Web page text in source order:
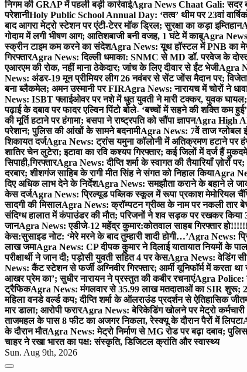
निगम की GRAP में पहली बड़ी कार्रवाईAgra News Chaat Gali: सदर
परेशानीHoly Public School Annual Day: ‘तत्व’ थीम पर 23वां
बाद आगरा मेट्रो स्टेशन पर एंटी-टेरर मॉक ड्रिल; सुरक्षा का कड़ा इम्तिहान
गोदाम में लगी भीषण आग; आतिशबाजी बनी वजह, 1 घंटे में काबूAgra
स्क्रीन टाइम कम करने का संदेशAgra News: यूथ हॉस्टल में PNB का
गिरफ्तारAgra News: दिल्ली धमाका: SNMC से MD डॉ. परवेज के
एआरएम की रोक, नहीं माना ठेकेदार; जांच के लिए दीवार से ईंट भेजीAgra
News: अंडर-19 मून प्रीमियर लीग 26 नवंबर से सेंट जोंस मैदान पर;
बना ब्लैकमेल; अमन उस्मानी पर FIRAgra News: नारायच में चोरों ने
News: ISBT फ्लाईओवर पर नशे में धुत युवती ने मारी टक्कर, युवक
पढ़ाई के दबाव पर फादर एल्विन पिंटो बोले- ‘बच्चों में सहने की शक्ति कम हुई’
की मूर्ति हटाने पर हंगामा; बसपा ने राष्ट्रपति को सौंपा ज्ञापनAgra High
परेशान; पुलिस की आंखों के सामने बदनामीAgra News: 7वें ताज ग्लोबल
शिकायत दर्जAgra News: ट्रांस यमुना कॉलोनी में अतिक्रमण हटाने पर
शातिर चेन लुटेरा; इटावा का रवि कश्यप गिरफ्तार; कई जिलों में दर्ज हैं मुकदमे
सिपाही,गिरफ्तारAgra News: दीप्ति शर्मा के स्वागत की तैयारियाँ ज़ोरों
दरबार; शीशगंज साहिब के रागी मीत सिंह ने संगत को निहाल कियाAgra
दिए अधिक लाभ देने के निर्देशAgra News: समझौता कराने के बहाने ले
केस दर्जAgra News: प्रिल्यूड पब्लिक स्कूल में रूपा प्रकाश मेमोरियल
सादगी की मिसालAgra News: क्रॉम्पटन ग्रीव्स के नाम पर नकली तार
संदिग्ध हालात में कंपाउंडर की मौत; परिजनों ने शव सड़क पर रखकर किया
जानAgra News: एडीजे-12 महेंद्र कुमार:कोतवाल साहब गिरफ्तार
केस:सुसाइड नोट: ‘मेरे मरने के बाद तुम्हारी शादी होगी…’Agra News:
लाख जमाAgra News: CP दीपक कुमार ने दिलाई यातायात नियमों के
परीक्षार्थी ने जान दी; पड़ोसी युवती सहित 4 पर केसAgra News: वेडिंग
News: कैंट स्टेशन से फर्जी अग्निवीर गिरफ्तार; आर्मी यूनिफॉर्म में करता था
आखर प्रेम का’; सुधीर नारायन ने प्रस्तुत की कबीर रचनाएंAgra Police:
ट्रैफिकAgra News: मंगलवार से 35.99 लाख मतदाताओं का SIR शुरू;
महिला वनडे वर्ल्ड कप; दीप्ति शर्मा के ऑलराउंड प्रदर्शन से ऐतिहासिक जीत
मार डाला; आरोपी फरारAgra News: बेरिकेडिंग खोलने पर मेट्रो
ताजमहल के पास 8 फीट का अजगर निकला, रेस्क्यू के दौरान पैरों में लिपटा
के दौरान मौतAgra News: मेट्रो निर्माण से MG रोड पर बढ़ा दबाव;
चाहर ने रखा भारत का पक्ष: संस्कृति, डिजिटल क्रांति और स्वास्थ्य
Sun. Aug 9th, 2026